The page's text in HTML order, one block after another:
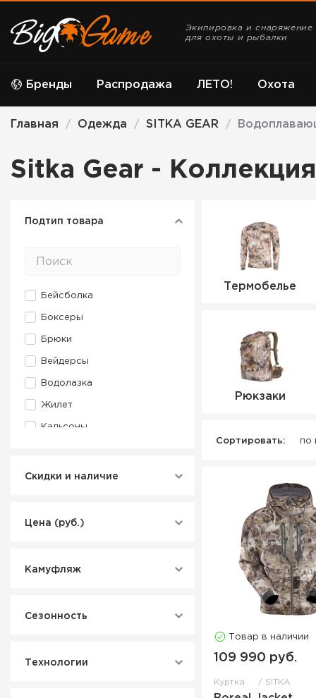
Экипировка и снаряжение
для охоты и рыбалки
Бренды ЛЕТО! Охота
Распродажа
Главная / Одежда / SITKA GEAR /
Sitka Gear -
Подтип товара
Бейсболка
Боксеры
Брюки
Вейдерсы
Водолазка
Жилет
Кальсоны
Худи
Скидки и наличие
Цена (руб.)
Камуфляж
Сезонность
Технологии
Термобелье
Рюкзаки
Сортировать: по
Товар в наличии
109 990 руб.
Куртка SITKA